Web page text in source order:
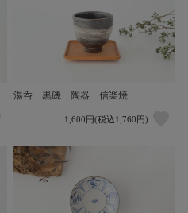
湯呑 黒磯 陶器 信楽焼
1,600円(税込1,760円)